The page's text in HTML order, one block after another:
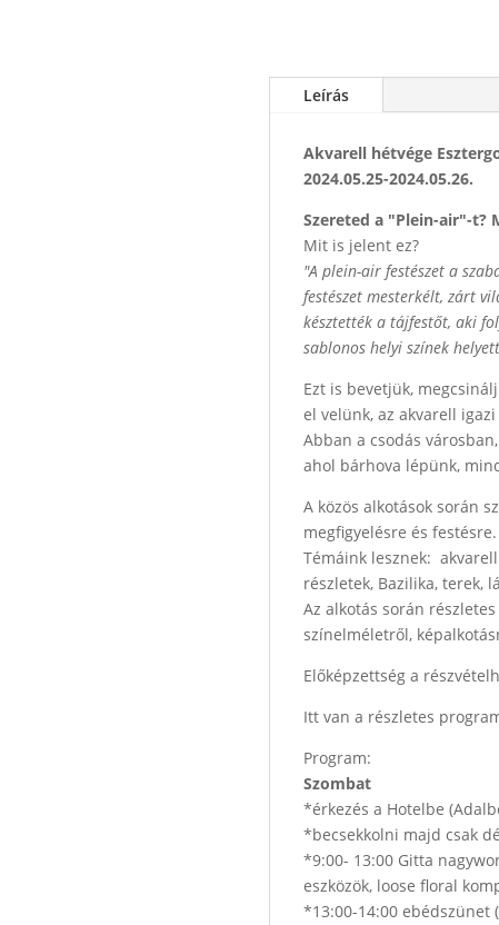
Leírás
Akvarell hétvége
2024.05.25-2024.05.26.
Szereted a "Plein-air"-t?
Mit is jelent ez?
"A plein-air festészet a
festészet mesterkélt, zárt
késztették a tájfestőt, aki
sablonos helyi színek
Ezt is bevetjük,
el velünk, az akvarell
Abban a csodás
ahol bárhova lépünk,
A közös alkotások során
megfigyelésre és festésre.
Témáink lesznek:
részletek, Bazilika, terek,
Az alkotás során
színelméletről,
Előképzettség a
Itt van a részletes
Program:
Szombat
*érkezés a Hotelbe
*becsekkolni majd csak
*9:00- 13:00 Gitta
eszközök, loose floral
*13:00-14:00 ebédszünet